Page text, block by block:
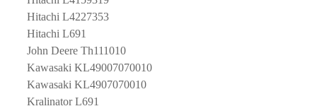
Hitachi L4227353
Hitachi L691
John Deere Th111010
Kawasaki KL49007070010
Kawasaki KL4907070010
Kralinator L691